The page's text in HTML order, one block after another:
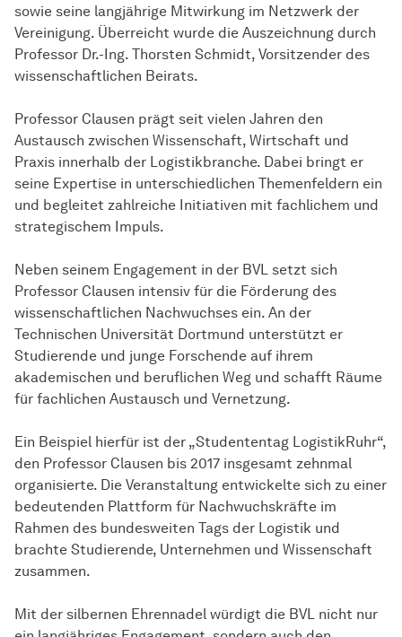
sowie seine langjährige Mitwirkung im Netzwerk der
Vereinigung. Überreicht wurde die Auszeichnung durch
Professor Dr.-Ing. Thorsten Schmidt, Vorsitzender des
wissenschaftlichen Beirats.
Professor Clausen prägt seit vielen Jahren den
Austausch zwischen Wissenschaft, Wirtschaft und
Praxis innerhalb der Logistikbranche. Dabei bringt er
seine Expertise in unterschiedlichen Themenfeldern ein
und begleitet zahlreiche Initiativen mit fachlichem und
strategischem Impuls.
Neben seinem Engagement in der BVL setzt sich
Professor Clausen intensiv für die Förderung des
wissenschaftlichen Nachwuchses ein. An der
Technischen Universität Dortmund unterstützt er
Studierende und junge Forschende auf ihrem
akademischen und beruflichen Weg und schafft Räume
für fachlichen Austausch und Vernetzung.
Ein Beispiel hierfür ist der „Studententag LogistikRuhr“,
den Professor Clausen bis 2017 insgesamt zehnmal
organisierte. Die Veranstaltung entwickelte sich zu einer
bedeutenden Plattform für Nachwuchskräfte im
Rahmen des bundesweiten Tags der Logistik und
brachte Studierende, Unternehmen und Wissenschaft
zusammen.
Mit der silbernen Ehrennadel würdigt die BVL nicht nur